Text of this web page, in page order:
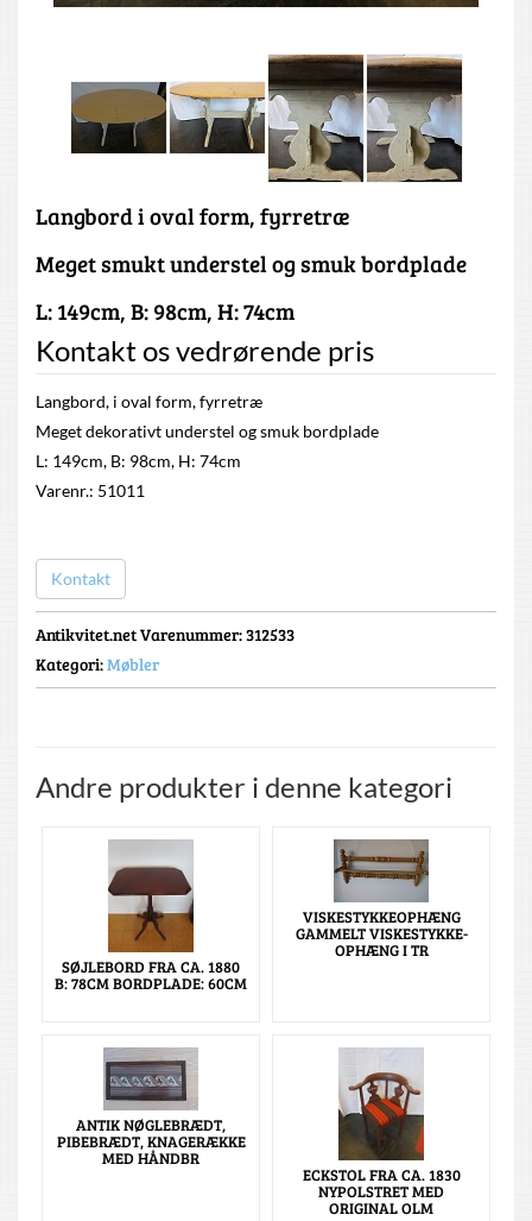
Langbord i oval form, fyrretræ
Meget smukt understel og smuk bordplade
L: 149cm, B: 98cm, H: 74cm
Kontakt os vedrørende pris
Langbord, i oval form, fyrretræ
Meget dekorativt understel og smuk bordplade
L: 149cm, B: 98cm, H: 74cm
Varenr.: 51011
Kontakt
Antikvitet.net Varenummer: 312533
Kategori:Møbler
Andre produkter i denne kategori
SØJLEBORD FRA CA. 1880
B: 78CM BORDPLADE: 60CM
VISKESTYKKEOPHÆNG
GAMMELT VISKESTYKKE-
OPHÆNG I TR
ANTIK NØGLEBRÆDT,
PIBEBRÆDT, KNAGERÆKKE
MED HÅNDBR
ECKSTOL FRA CA. 1830
NYPOLSTRET MED
ORIGINAL OLM